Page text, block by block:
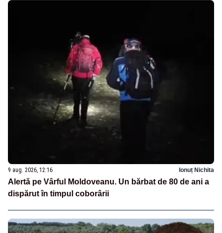
9 aug. 2026, 12:16 Ionuț Nichita
Alertă pe Vârful Moldoveanu. Un bărbat de 80 de ani a
dispărut în timpul coborârii